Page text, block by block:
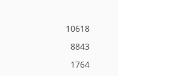
10618
8843
1764